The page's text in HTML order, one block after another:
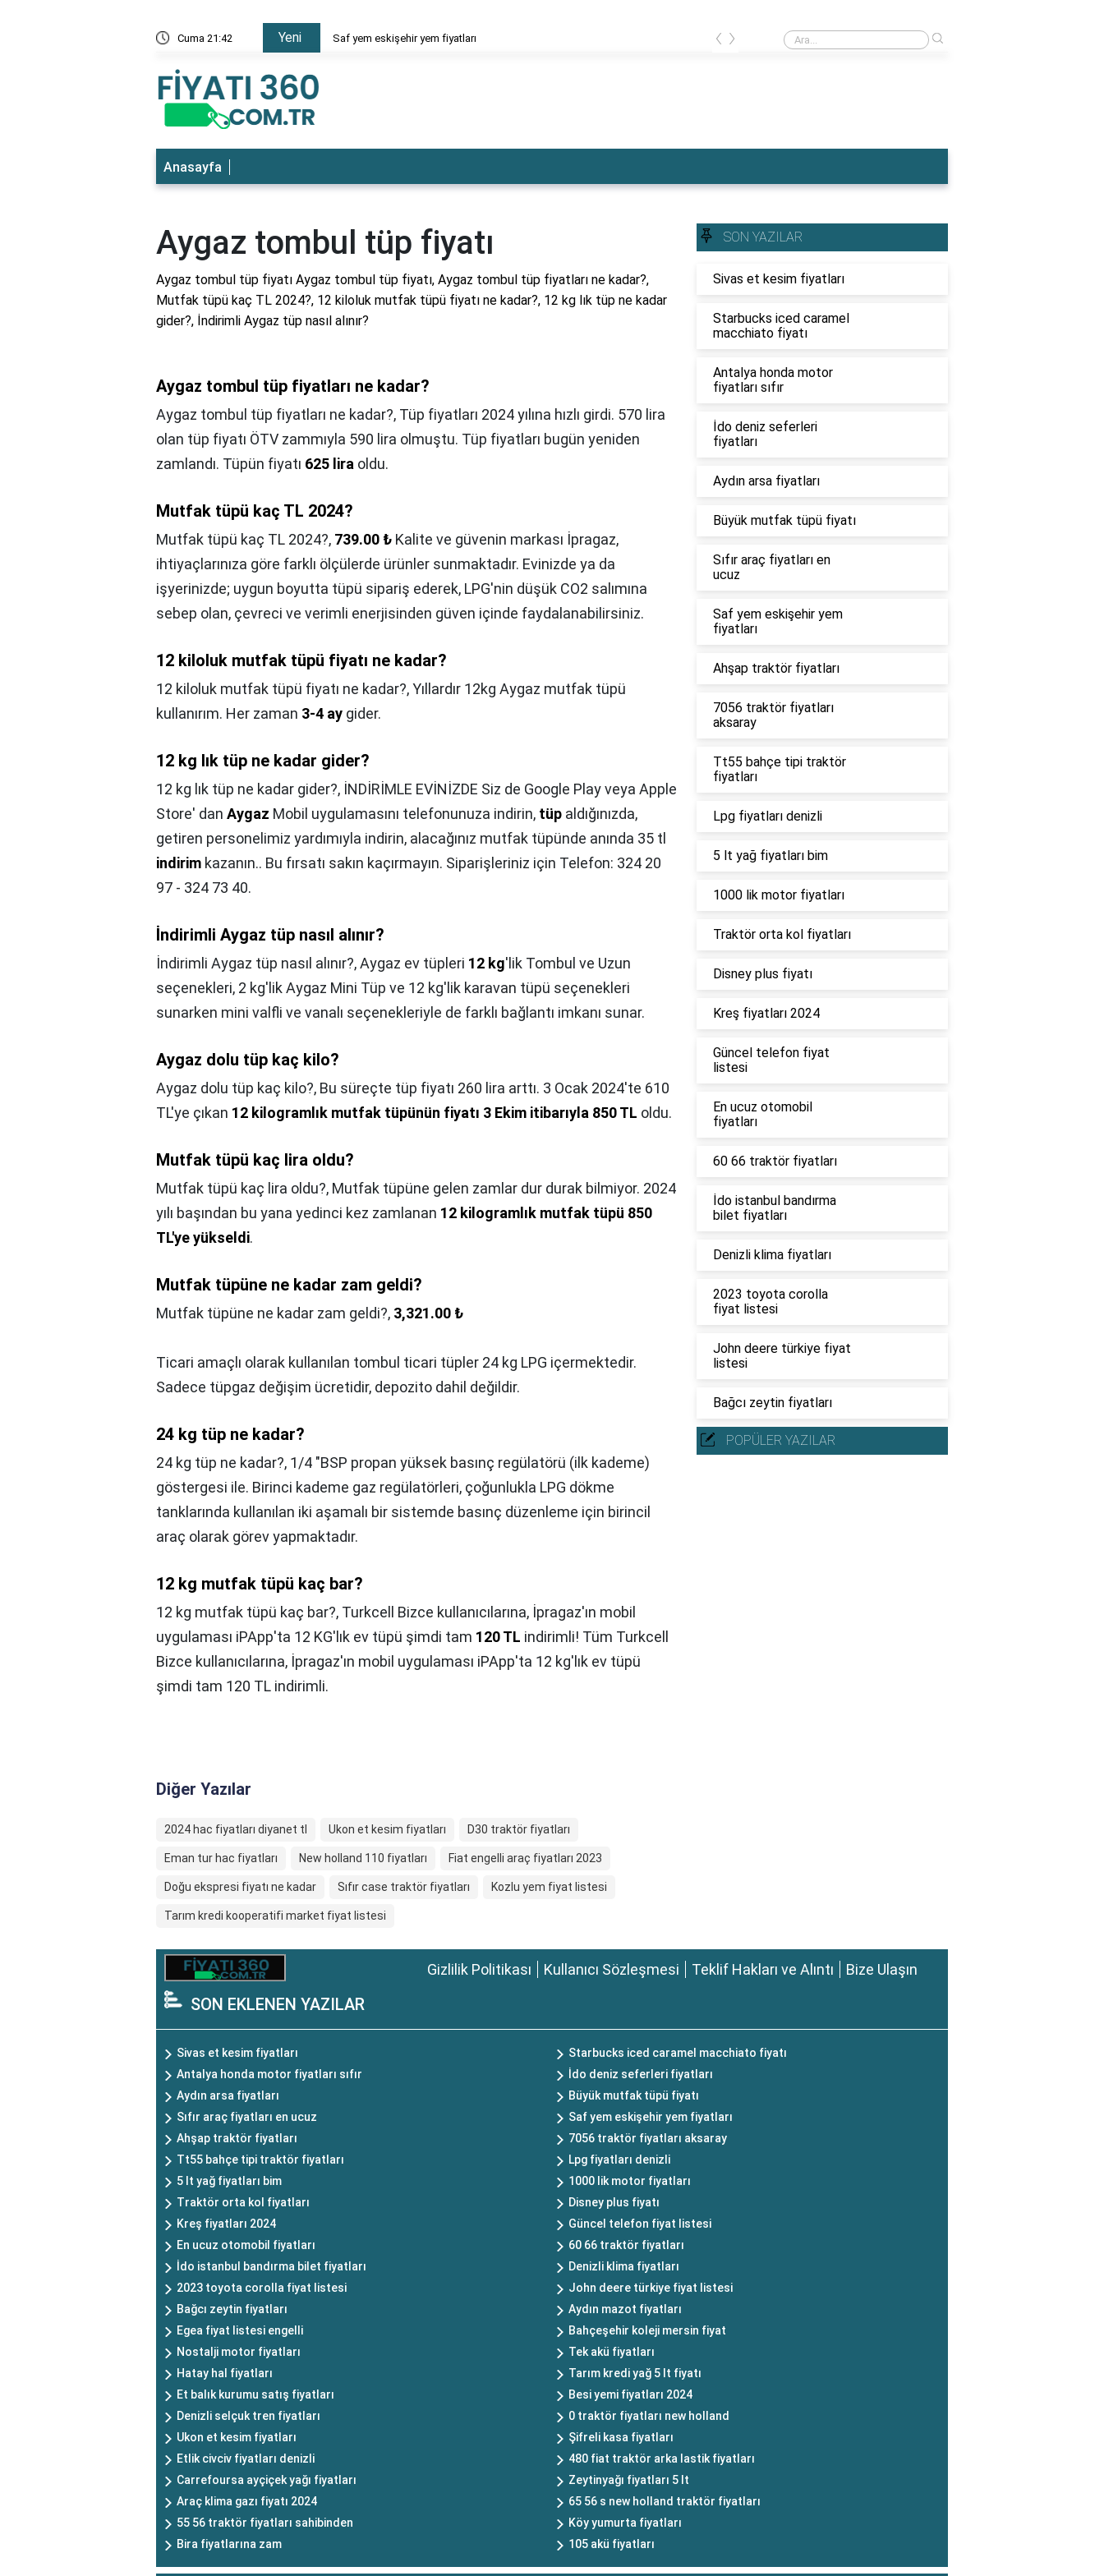
Cuma 21:42 Yeni Saf yem eskişehir yem fiyatları Ahşap traktör fiyatları
‹ ›
Anasayfa
Aygaz tombul tüp fiyatı
Aygaz tombul tüp fiyatı Aygaz tombul tüp fiyatı, Aygaz tombul tüp fiyatları ne kadar?,
Mutfak tüpü kaç TL 2024?, 12 kiloluk mutfak tüpü fiyatı ne kadar?, 12 kg lık tüp ne kadar
gider?, İndirimli Aygaz tüp nasıl alınır?
Aygaz tombul tüp fiyatları ne kadar?
Aygaz tombul tüp fiyatları ne kadar?, Tüp fiyatları 2024 yılına hızlı girdi. 570 lira
olan tüp fiyatı ÖTV zammıyla 590 lira olmuştu. Tüp fiyatları bugün yeniden
zamlandı. Tüpün fiyatı 625 lira oldu.
Mutfak tüpü kaç TL 2024?
Mutfak tüpü kaç TL 2024?, 739.00 ₺ Kalite ve güvenin markası İpragaz,
ihtiyaçlarınıza göre farklı ölçülerde ürünler sunmaktadır. Evinizde ya da
işyerinizde; uygun boyutta tüpü sipariş ederek, LPG'nin düşük CO2 salımına
sebep olan, çevreci ve verimli enerjisinden güven içinde faydalanabilirsiniz.
12 kiloluk mutfak tüpü fiyatı ne kadar?
12 kiloluk mutfak tüpü fiyatı ne kadar?,Yıllardır 12kg Aygaz mutfak tüpü
kullanırım. Her zaman 3-4 ay gider.
12 kg lık tüp ne kadar gider?
12 kg lık tüp ne kadar gider?, İNDİRİMLE EVİNİZDE Siz de Google Play veya Apple
Store' dan Aygaz Mobil uygulamasını telefonunuza indirin, tüp aldığınızda,
getiren personelimiz yardımıyla indirin, alacağınız mutfak tüpünde anında 35 tl
indirim kazanın.. Bu fırsatı sakın kaçırmayın. Siparişleriniz için Telefon: 324 20
97 - 324 73 40.
İndirimli Aygaz tüp nasıl alınır?
İndirimli Aygaz tüp nasıl alınır?,Aygaz ev tüpleri 12 kg'lik Tombul ve Uzun
seçenekleri, 2 kg'lik Aygaz Mini Tüp ve 12 kg'lik karavan tüpü seçenekleri
sunarken mini valfli ve vanalı seçenekleriyle de farklı bağlantı imkanı sunar.
Aygaz dolu tüp kaç kilo?
Aygaz dolu tüp kaç kilo?, Bu süreçte tüp fiyatı 260 lira arttı. 3 Ocak 2024'te 610
TL'ye çıkan 12 kilogramlık mutfak tüpünün fiyatı 3 Ekim itibarıyla 850 TL oldu.
Mutfak tüpü kaç lira oldu?
Mutfak tüpü kaç lira oldu?, Mutfak tüpüne gelen zamlar dur durak bilmiyor. 2024
yılı başından bu yana yedinci kez zamlanan 12 kilogramlık mutfak tüpü 850
TL'ye yükseldi.
Mutfak tüpüne ne kadar zam geldi?
Mutfak tüpüne ne kadar zam geldi?, 3,321.00 ₺
Ticari amaçlı olarak kullanılan tombul ticari tüpler 24 kg LPG içermektedir.
Sadece tüpgaz değişim ücretidir, depozito dahil değildir.
24 kg tüp ne kadar?
24 kg tüp ne kadar?, 1/4 "BSP propan yüksek basınç regülatörü (ilk kademe)
göstergesi ile. Birinci kademe gaz regülatörleri, çoğunlukla LPG dökme
tanklarında kullanılan iki aşamalı bir sistemde basınç düzenleme için birincil
araç olarak görev yapmaktadır.
12 kg mutfak tüpü kaç bar?
12 kg mutfak tüpü kaç bar?, Turkcell Bizce kullanıcılarına, İpragaz'ın mobil
uygulaması iPApp'ta 12 KG'lık ev tüpü şimdi tam 120 TL indirimli! Tüm Turkcell
Bizce kullanıcılarına, İpragaz'ın mobil uygulaması iPApp'ta 12 kg'lık ev tüpü
şimdi tam 120 TL indirimli.
Diğer Yazılar
2024 hac fiyatları diyanet tl Ukon et kesim fiyatları D30 traktör fiyatları
Eman tur hac fiyatları New holland 110 fiyatları Fiat engelli araç fiyatları 2023
Doğu ekspresi fiyatı ne kadar Sıfır case traktör fiyatları Kozlu yem fiyat listesi
Tarım kredi kooperatifi market fiyat listesi
SON YAZILAR
Sivas et kesim fiyatları
Starbucks iced caramel
macchiato fiyatı
Antalya honda motor
fiyatları sıfır
İdo deniz seferleri
fiyatları
Aydın arsa fiyatları
Büyük mutfak tüpü fiyatı
Sıfır araç fiyatları en
ucuz
Saf yem eskişehir yem
fiyatları
Ahşap traktör fiyatları
7056 traktör fiyatları
aksaray
Tt55 bahçe tipi traktör
fiyatları
Lpg fiyatları denizli
5 lt yağ fiyatları bim
1000 lik motor fiyatları
Traktör orta kol fiyatları
Disney plus fiyatı
Kreş fiyatları 2024
Güncel telefon fiyat
listesi
En ucuz otomobil
fiyatları
60 66 traktör fiyatları
İdo istanbul bandırma
bilet fiyatları
Denizli klima fiyatları
2023 toyota corolla
fiyat listesi
John deere türkiye fiyat
listesi
Bağcı zeytin fiyatları
POPÜLER YAZILAR
Gizlilik Politikası Kullanıcı Sözleşmesi Teklif Hakları ve Alıntı Bize Ulaşın
SON EKLENEN YAZILAR
Sivas et kesim fiyatları
Starbucks iced caramel macchiato fiyatı
Antalya honda motor fiyatları sıfır
İdo deniz seferleri fiyatları
Aydın arsa fiyatları
Büyük mutfak tüpü fiyatı
Sıfır araç fiyatları en ucuz
Saf yem eskişehir yem fiyatları
Ahşap traktör fiyatları
7056 traktör fiyatları aksaray
Tt55 bahçe tipi traktör fiyatları
Lpg fiyatları denizli
5 lt yağ fiyatları bim
1000 lik motor fiyatları
Traktör orta kol fiyatları
Disney plus fiyatı
Kreş fiyatları 2024
Güncel telefon fiyat listesi
En ucuz otomobil fiyatları
60 66 traktör fiyatları
İdo istanbul bandırma bilet fiyatları
Denizli klima fiyatları
2023 toyota corolla fiyat listesi
John deere türkiye fiyat listesi
Bağcı zeytin fiyatları
Aydın mazot fiyatları
Egea fiyat listesi engelli
Bahçeşehir koleji mersin fiyat
Nostalji motor fiyatları
Tek akü fiyatları
Hatay hal fiyatları
Tarım kredi yağ 5 lt fiyatı
Et balık kurumu satış fiyatları
Besi yemi fiyatları 2024
Denizli selçuk tren fiyatları
0 traktör fiyatları new holland
Ukon et kesim fiyatları
Şifreli kasa fiyatları
Etlik civciv fiyatları denizli
480 fiat traktör arka lastik fiyatları
Carrefoursa ayçiçek yağı fiyatları
Zeytinyağı fiyatları 5 lt
Araç klima gazı fiyatı 2024
65 56 s new holland traktör fiyatları
55 56 traktör fiyatları sahibinden
Köy yumurta fiyatları
Bira fiyatlarına zam
105 akü fiyatları